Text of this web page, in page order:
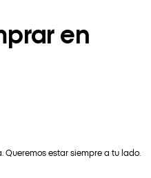
en
Queremos estar siempre a tu lado.